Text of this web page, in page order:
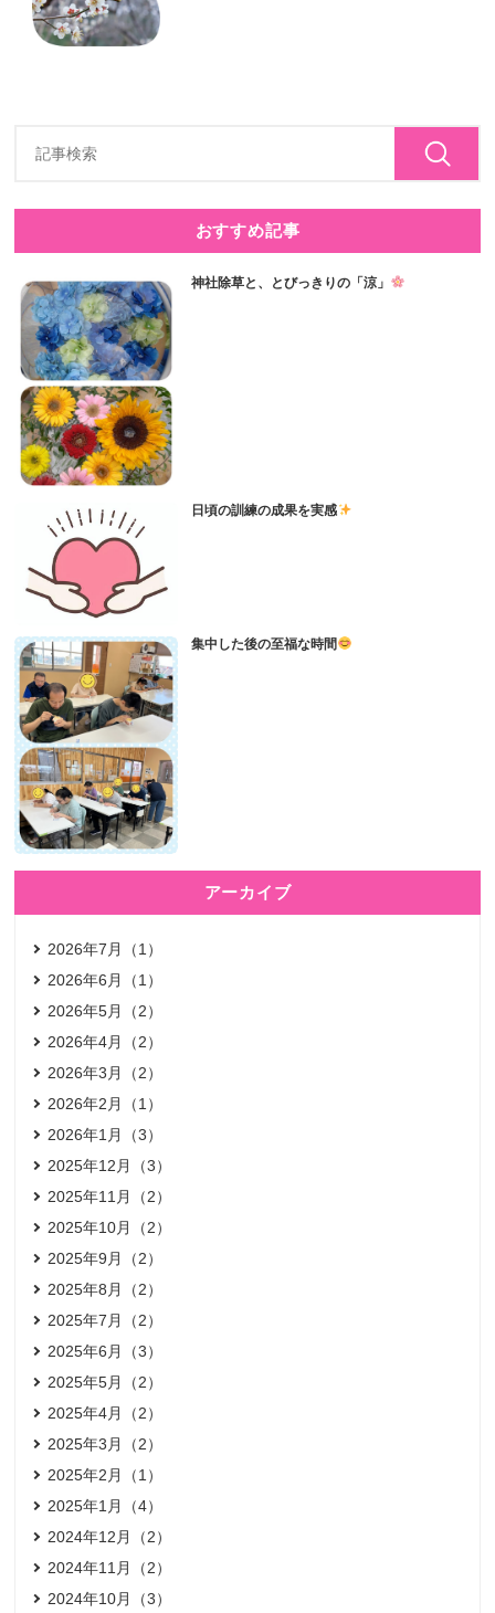
おすすめ記事
神社除草と、とびっきりの「涼」
日頃の訓練の成果を実感
集中した後の至福な時間
アーカイブ
2026年7月（1）
2026年6月（1）
2026年5月（2）
2026年4月（2）
2026年3月（2）
2026年2月（1）
2026年1月（3）
2025年12月（3）
2025年11月（2）
2025年10月（2）
2025年9月（2）
2025年8月（2）
2025年7月（2）
2025年6月（3）
2025年5月（2）
2025年4月（2）
2025年3月（2）
2025年2月（1）
2025年1月（4）
2024年12月（2）
2024年11月（2）
2024年10月（3）